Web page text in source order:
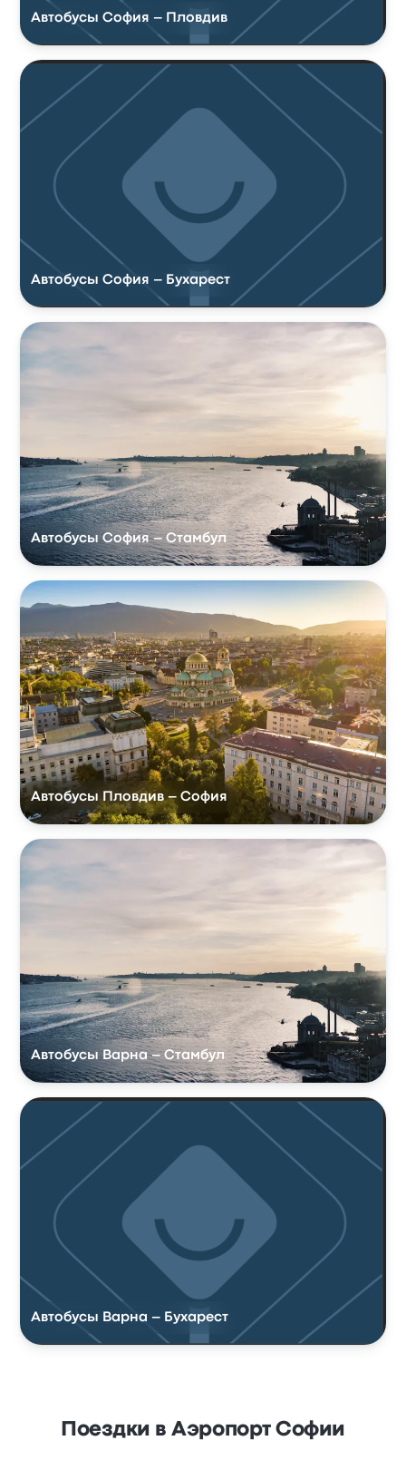
Автобусы София – Пловдив
Автобусы София – Бухарест
Автобусы София – Стамбул
Автобусы Пловдив – София
Автобусы Варна – Стамбул
Автобусы Варна – Бухарест
Поездки в Аэропорт Софии